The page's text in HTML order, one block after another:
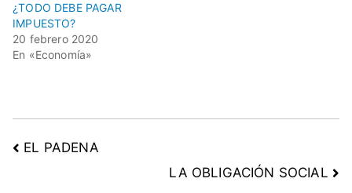
r
a
b
o
¿TODO DEBE PAGAR
IMPUESTO?
20 febrero 2020
En «Economía»
EL PADENA
LA OBLIGACIÓN SOCIAL